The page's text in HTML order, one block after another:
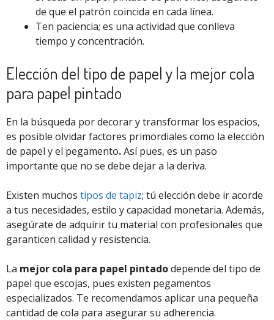
de que el patrón coincida en cada línea.
Ten paciencia; es una actividad que conlleva
tiempo y concentración.
Elección del tipo de papel y la mejor cola
para papel pintado
En la búsqueda por decorar y transformar los espacios,
es posible olvidar factores primordiales como la elección
de papel y el pegamento.Así pues, es un paso
importante que no se debe dejar a la deriva.
Existen muchos tipos de tapiz; tú elección debe ir acorde
a tus necesidades, estilo y capacidad monetaria. Además,
asegúrate de adquirir tu material con profesionales que
garanticen calidad y resistencia.
La mejor cola para papel pintadodepende del tipo de
papel que escojas, pues existen pegamentos
especializados. Te recomendamos aplicar una pequeña
cantidad de cola para asegurar su adherencia.